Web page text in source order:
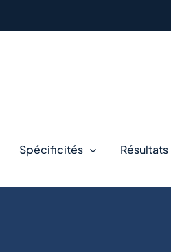
Spécificités Résultats